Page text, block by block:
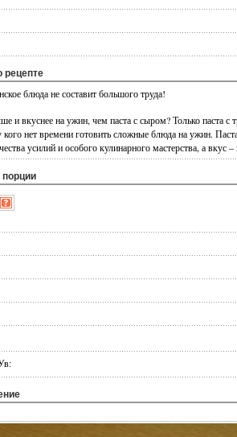
рецепте
блюда не составит большого труда!
и вкуснее на ужин, чем паста с сыром? Только паста
кого нет времени готовить сложные блюда на ужин.
усилий и особого кулинарного мастерства, а вкус
порции